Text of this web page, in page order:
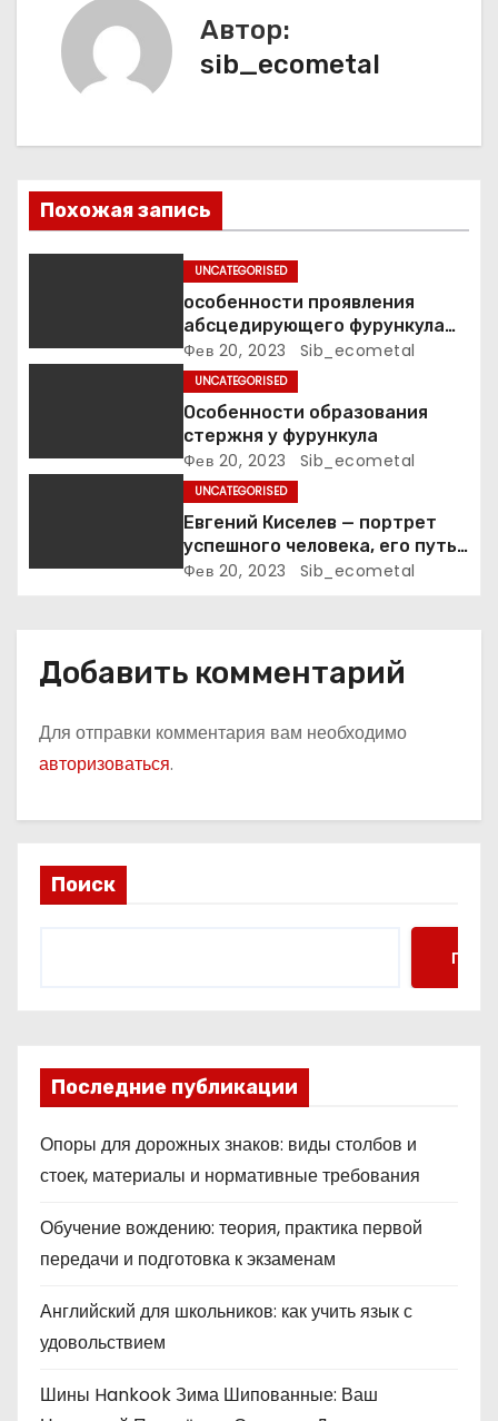
я
п
о
с
м
Автор:
sib_ecometal
Похожая запись
UNCATEGORISED
особенности проявления
абсцедирующего фурункула
код по МКБ-10
Фев 20, 2023 Sib_ecometal
UNCATEGORISED
Особенности образования
стержня у фурункула
Фев 20, 2023 Sib_ecometal
UNCATEGORISED
Евгений Киселев — портрет
успешного человека, его путь
к славе и личное счастье
Фев 20, 2023 Sib_ecometal
Добавить комментарий
Для отправки комментария вам необходимо
авторизоваться.
Поиск
Поиск
Последние публикации
Опоры для дорожных знаков: виды столбов и
стоек, материалы и нормативные требования
Обучение вождению: теория, практика первой
передачи и подготовка к экзаменам
Английский для школьников: как учить язык с
удовольствием
Шины Hankook Зима Шипованные: Ваш